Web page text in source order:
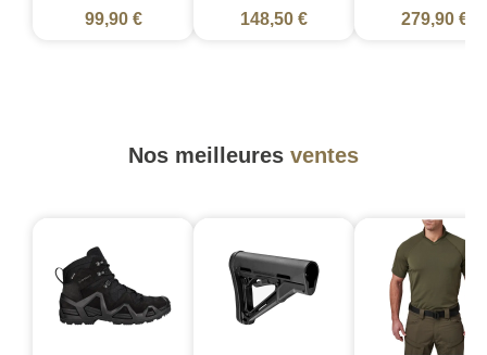
99,90 € 148,50 € 279,90 €
Nos meilleures ventes